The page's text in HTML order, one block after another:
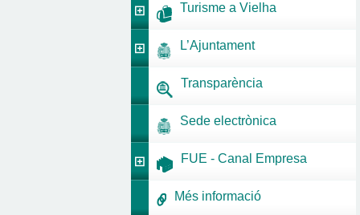
Turisme a Vielha
L’Ajuntament
Transparència
Sede electrònica
FUE - Canal Empresa
Més informació